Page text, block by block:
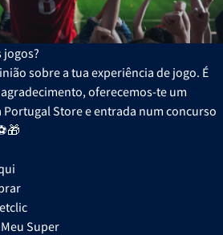
jogos?
sobre a tua experiência de jogo. É
oferecemos-te um
Portugal Store e entrada num concurso
Super